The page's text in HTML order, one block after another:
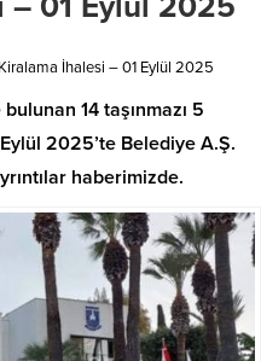
İhalesi – 01 Eylül 2025
14 taşınmazı 5
2025’te Belediye A.Ş.
haberimizde.